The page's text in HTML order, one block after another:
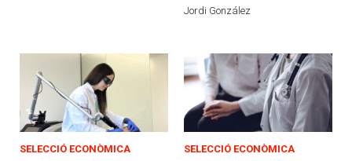
Jordi González
SELECCIÓ ECONÒMICA SELECCIÓ ECONÒMICA